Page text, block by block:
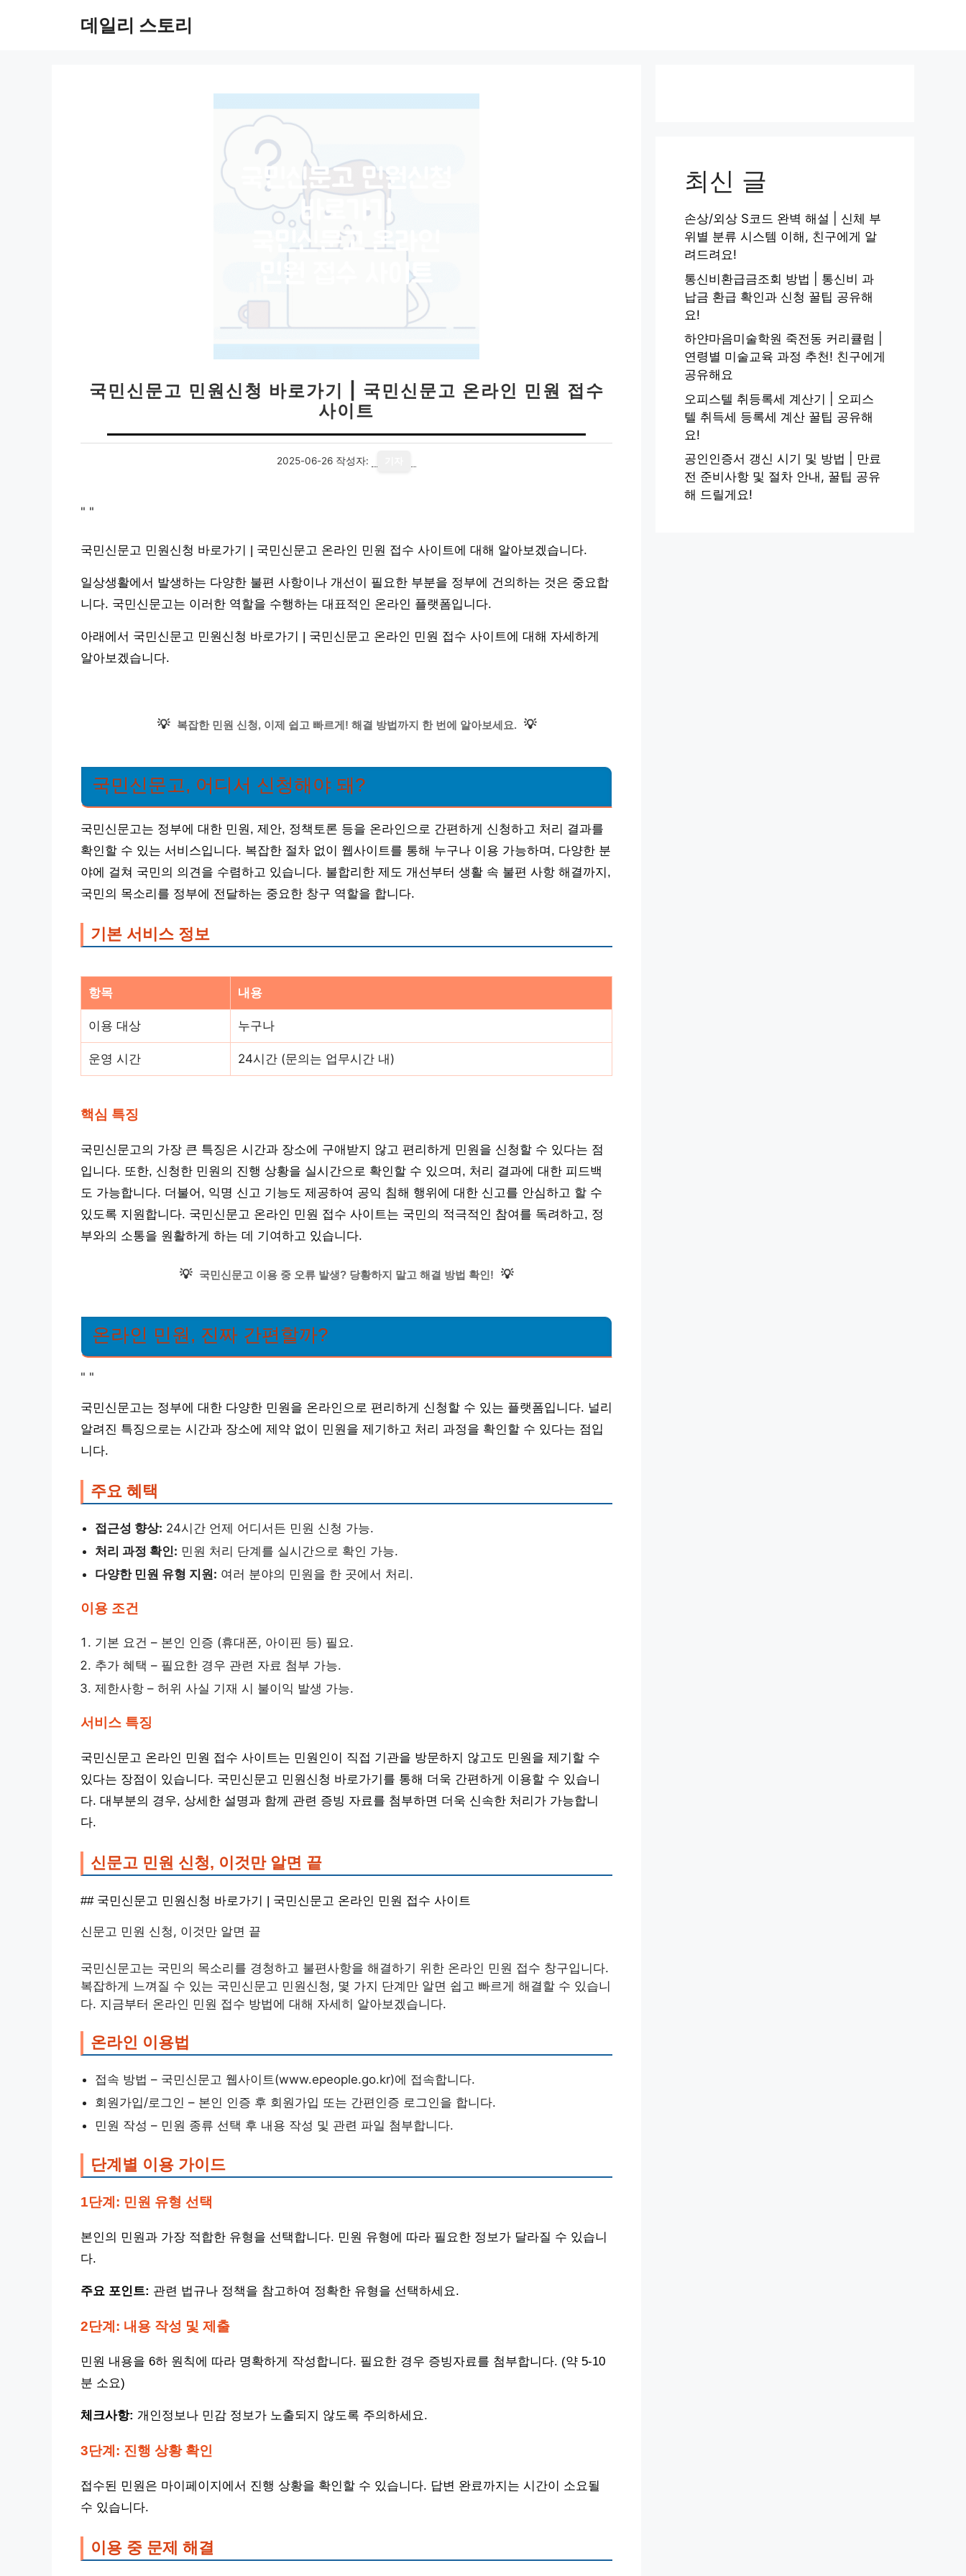
데일리 스토리
국민신문고 민원신청 바로가기 | 국민신문고 온라인 민원 접수
사이트
2025-06-26 작성자:
" "
국민신문고 민원신청 바로가기 | 국민신문고 온라인 민원 접수 사이트에 대해 알아보겠습니다.
일상생활에서 발생하는 다양한 불편 사항이나 개선이 필요한 부분을 정부에 건의하는 것은 중요합
니다. 국민신문고는 이러한 역할을 수행하는 대표적인 온라인 플랫폼입니다.
아래에서 국민신문고 민원신청 바로가기 | 국민신문고 온라인 민원 접수 사이트에 대해 자세하게
알아보겠습니다.
💡 복잡한 민원 신청, 이제 쉽고 빠르게! 해결 방법까지 한 번에 알아보세요. 💡
국민신문고, 어디서 신청해야 돼?
국민신문고는 정부에 대한 민원, 제안, 정책토론 등을 온라인으로 간편하게 신청하고 처리 결과를
확인할 수 있는 서비스입니다. 복잡한 절차 없이 웹사이트를 통해 누구나 이용 가능하며, 다양한 분
야에 걸쳐 국민의 의견을 수렴하고 있습니다. 불합리한 제도 개선부터 생활 속 불편 사항 해결까지,
국민의 목소리를 정부에 전달하는 중요한 창구 역할을 합니다.
기본 서비스 정보
항목 내용
이용 대상 누구나
운영 시간 24시간 (문의는 업무시간 내)
핵심 특징
국민신문고의 가장 큰 특징은 시간과 장소에 구애받지 않고 편리하게 민원을 신청할 수 있다는 점
입니다. 또한, 신청한 민원의 진행 상황을 실시간으로 확인할 수 있으며, 처리 결과에 대한 피드백
도 가능합니다. 더불어, 익명 신고 기능도 제공하여 공익 침해 행위에 대한 신고를 안심하고 할 수
있도록 지원합니다. 국민신문고 온라인 민원 접수 사이트는 국민의 적극적인 참여를 독려하고, 정
부와의 소통을 원활하게 하는 데 기여하고 있습니다.
💡 국민신문고 이용 중 오류 발생? 당황하지 말고 해결 방법 확인! 💡
온라인 민원, 진짜 간편할까?
" "
국민신문고는 정부에 대한 다양한 민원을 온라인으로 편리하게 신청할 수 있는 플랫폼입니다. 널리
알려진 특징으로는 시간과 장소에 제약 없이 민원을 제기하고 처리 과정을 확인할 수 있다는 점입
니다.
주요 혜택
접근성 향상: 24시간 언제 어디서든 민원 신청 가능.
처리 과정 확인: 민원 처리 단계를 실시간으로 확인 가능.
다양한 민원 유형 지원: 여러 분야의 민원을 한 곳에서 처리.
이용 조건
기본 요건 – 본인 인증 (휴대폰, 아이핀 등) 필요.
추가 혜택 – 필요한 경우 관련 자료 첨부 가능.
제한사항 – 허위 사실 기재 시 불이익 발생 가능.
서비스 특징
국민신문고 온라인 민원 접수 사이트는 민원인이 직접 기관을 방문하지 않고도 민원을 제기할 수
있다는 장점이 있습니다. 국민신문고 민원신청 바로가기를 통해 더욱 간편하게 이용할 수 있습니
다. 대부분의 경우, 상세한 설명과 함께 관련 증빙 자료를 첨부하면 더욱 신속한 처리가 가능합니
다.
신문고 민원 신청, 이것만 알면 끝
## 국민신문고 민원신청 바로가기 | 국민신문고 온라인 민원 접수 사이트
신문고 민원 신청, 이것만 알면 끝
국민신문고는 국민의 목소리를 경청하고 불편사항을 해결하기 위한 온라인 민원 접수 창구입니다.
복잡하게 느껴질 수 있는 국민신문고 민원신청, 몇 가지 단계만 알면 쉽고 빠르게 해결할 수 있습니
다. 지금부터 온라인 민원 접수 방법에 대해 자세히 알아보겠습니다.
온라인 이용법
접속 방법 – 국민신문고 웹사이트(www.epeople.go.kr)에 접속합니다.
회원가입/로그인 – 본인 인증 후 회원가입 또는 간편인증 로그인을 합니다.
민원 작성 – 민원 종류 선택 후 내용 작성 및 관련 파일 첨부합니다.
단계별 이용 가이드
1단계: 민원 유형 선택
본인의 민원과 가장 적합한 유형을 선택합니다. 민원 유형에 따라 필요한 정보가 달라질 수 있습니
다.
주요 포인트: 관련 법규나 정책을 참고하여 정확한 유형을 선택하세요.
2단계: 내용 작성 및 제출
민원 내용을 6하 원칙에 따라 명확하게 작성합니다. 필요한 경우 증빙자료를 첨부합니다. (약 5-10
분 소요)
체크사항: 개인정보나 민감 정보가 노출되지 않도록 주의하세요.
3단계: 진행 상황 확인
접수된 민원은 마이페이지에서 진행 상황을 확인할 수 있습니다. 답변 완료까지는 시간이 소요될
수 있습니다.
이용 중 문제 해결
최신 글
손상/외상 S코드 완벽 해설 | 신체 부
위별 분류 시스템 이해, 친구에게 알
려드려요!
통신비환급금조회 방법 | 통신비 과
납금 환급 확인과 신청 꿀팁 공유해
요!
하얀마음미술학원 죽전동 커리큘럼 |
연령별 미술교육 과정 추천! 친구에게
공유해요
오피스텔 취등록세 계산기 | 오피스
텔 취득세 등록세 계산 꿀팁 공유해
요!
공인인증서 갱신 시기 및 방법 | 만료
전 준비사항 및 절차 안내, 꿀팁 공유
해 드릴게요!